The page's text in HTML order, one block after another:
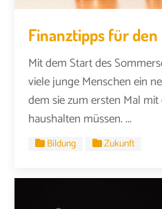
Finanztipps für
Mit dem Start des
viele junge Menschen ein
dem sie zum ersten Mal
haushalten müssen. ...
Bildung Zukunft